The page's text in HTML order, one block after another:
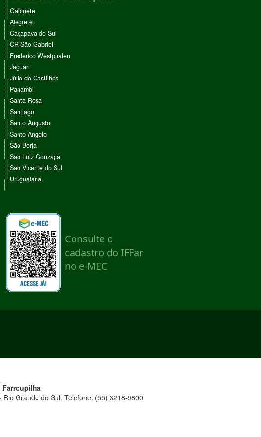
Gabinete
Alegrete
Caçapava do Sul
CR São Gabriel
Frederico Westphalen
Jaguari
Júlio de Castilhos
Panambi
Santa Rosa
Santiago
Santo Augusto
Santo Ângelo
São Borja
São Luiz Gonzaga
São Vicente do Sul
Uruguaiana
Farroupilha
Grande do Sul. Telefone: (55) 3218-9800